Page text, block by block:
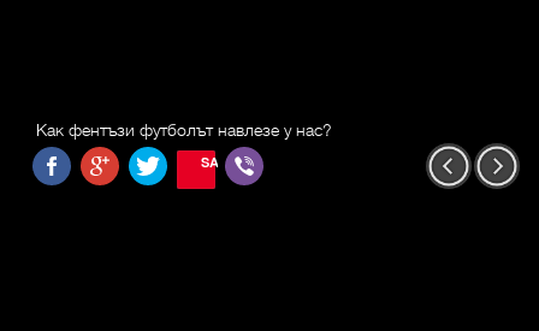
Как фентъзи футболът навлезе у нас?
SAVE